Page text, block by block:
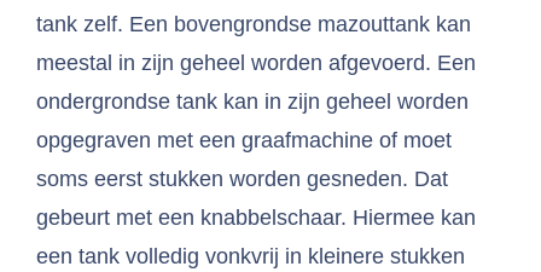
tank zelf. Een bovengrondse mazouttank kan
meestal in zijn geheel worden afgevoerd. Een
ondergrondse tank kan in zijn geheel worden
opgegraven met een graafmachine of moet
soms eerst stukken worden gesneden. Dat
gebeurt met een knabbelschaar. Hiermee kan
een tank volledig vonkvrij in kleinere stukken